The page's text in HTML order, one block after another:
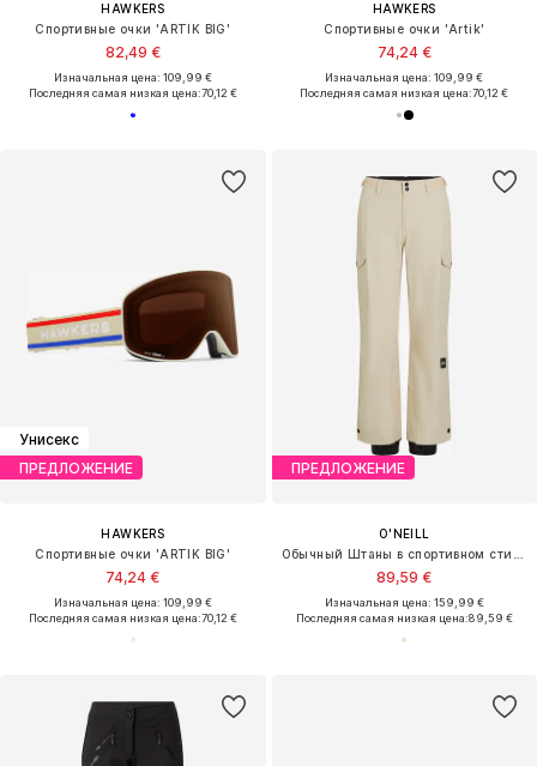
HAWKERS
Спортивные очки 'ARTIK BIG'
82,49 €
Изначальная цена: 109,99 €
Последняя самая низкая цена:70,12 €
HAWKERS
Спортивные очки 'Artik'
74,24 €
Изначальная цена: 109,99 €
Последняя самая низкая цена:70,12 €
Унисекс
ПРЕДЛОЖЕНИЕ
HAWKERS
Спортивные очки 'ARTIK BIG'
74,24 €
Изначальная цена: 109,99 €
Последняя самая низкая цена:70,12 €
ПРЕДЛОЖЕНИЕ
O'NEILL
89,59 €
Изначальная цена: 159,99 €
Последняя самая низкая цена:89,59 €